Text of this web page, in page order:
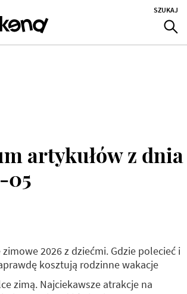
SZUKAJ
artykułów z dnia
05
zimowe 2026 z dziećmi. Gdzie polecieć i
kosztują rodzinne wakacje
zimą. Najciekawsze atrakcje na